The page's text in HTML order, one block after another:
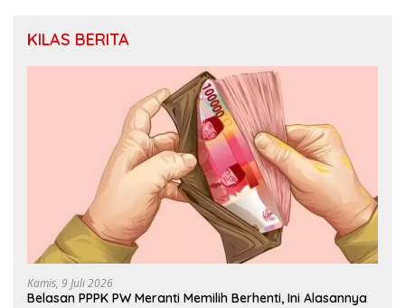
KILAS BERITA
Kamis, 9 Juli 2026
Belasan PPPK PW Meranti Memilih Berhenti, Ini Alasannya